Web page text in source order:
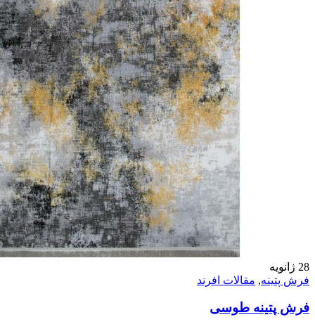
28 ژانویه
فرش پتینه, مقالات افرند
فرش پتینه طوسی